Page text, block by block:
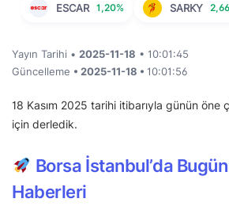
ESCAR 1,20% SARKY
Yayın Tarihi • 2025-11-18 • 10:01:45
Güncelleme • 2025-11-18 • 10:01:56
18 Kasım 2025 tarihi itibarıyla günün öne
için derledik.
Borsa İstanbul’da
Haberleri